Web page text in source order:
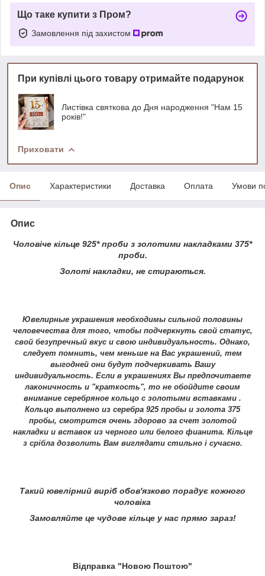
Що таке купити з Пром?
Замовлення під захистом
При купівлі цього товару отримайте подарунок
Листівка святкова до Дня народження "Нам 15
років!"
Приховати
Опис Характеристики Доставка Оплата Умови
Опис
Чоловіче кільце 925* проби з золотими накладками 375*
проби.
Золоті накладки, не стираються.
Ювелирные украшения необходимы сильной половины
человечества для того, чтобы подчеркнуть свой статус,
свой безупречный вкус и свою индивидуальность. Однако,
следует помнить, чем меньше на Вас украшений, тем
выгодней они будут подчеркивать Вашу
индивидуальность. Если в украшениях Вы предпочитаете
лаконичность и "краткость", то не обойдите своим
внимание серебряное кольцо с золотыми вставками .
Кольцо выполнено из серебра 925 пробы и золота 375
пробы, смотрится очень здорово за счет золотой
накладки и вставок из черного или белого фианита. Кільце
з срібла дозволить Вам виглядати стильно і сучасно.
Такий ювелірний виріб обов'язково порадує кожного
чоловіка
Замовляйте це чудове кільце у нас прямо зараз!
Відправка "Новою Поштою"